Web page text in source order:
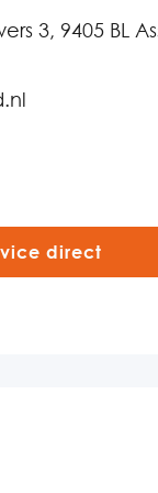
3, 9405 BL
direct